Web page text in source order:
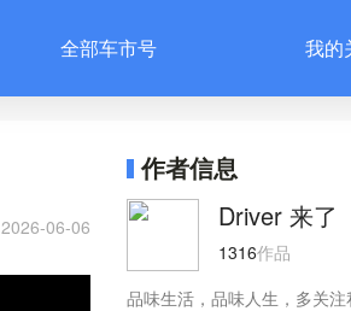
全部车市号 我的
2026-06-06
作者信息
Driver 来了
1316作品
品味生活，品味人生，多关注